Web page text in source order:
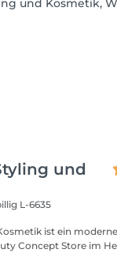
und
L-6635
ist ein
Concept Store im